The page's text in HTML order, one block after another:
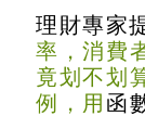
理財專家
率，消費
竟划不划
例，用 函